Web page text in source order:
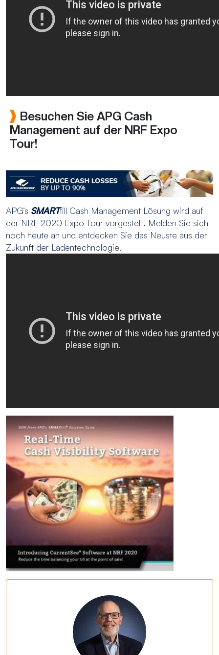
Besuchen Sie APG Cash
Management auf der NRF Expo
Tour!
APG’s SMARTtill Cash Management Lösung wird auf
der NRF 2020 Expo Tour vorgestellt. Melden Sie sich
noch heute an und entdecken Sie das Neuste aus der
Zukunft der Ladentechnologie!